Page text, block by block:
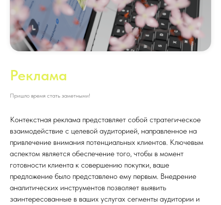
Реклама
Пришло время стать заметными!
Контекстная реклама представляет собой стратегическое
взаимодействие с целевой аудиторией, направленное на
привлечение внимания потенциальных клиентов. Ключевым
аспектом является обеспечение того, чтобы в момент
готовности клиента к совершению покупки, ваше
предложение было представлено ему первым. Внедрение
аналитических инструментов позволяет выявить
заинтересованные в ваших услугах сегменты аудитории и